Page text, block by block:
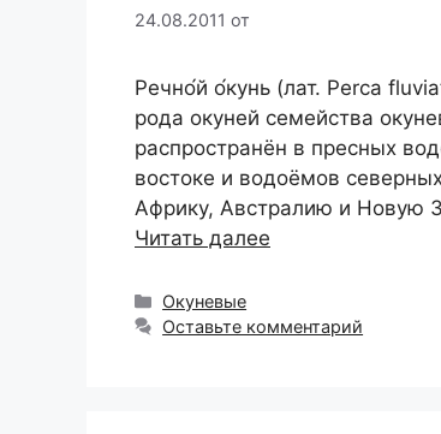
24.08.2011 от
Речно́й о́кунь (лат. Perca
рода окуней семейства
распространён в пресных
востоке и водоёмов
Африку, Австралию и Новую
Читать далее
Рубрики
Окуневые
Оставьте комментарий